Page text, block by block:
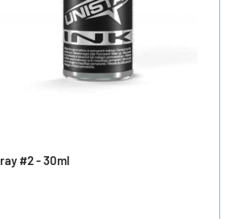
#2 - 30ml